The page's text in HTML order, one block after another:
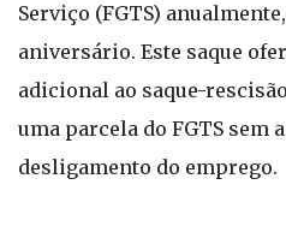
Serviço (FGTS)
aniversário. Este saque
adicional ao saque-
uma parcela do FGTS sem
desligamento do emprego.